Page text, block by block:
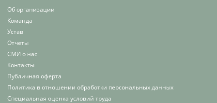
Об организации
Команда
Устав
Отчеты
СМИ о нас
Контакты
Публичная оферта
Политика в отношении обработки персональных данных
Специальная оценка условий труда